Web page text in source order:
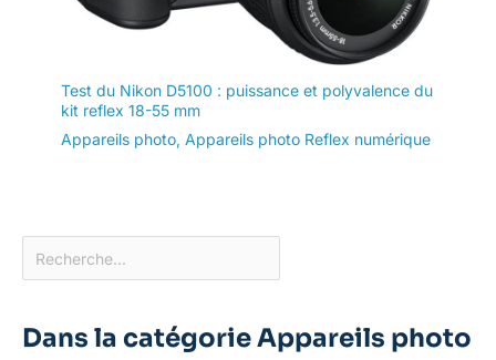
Test du Nikon D5100 : puissance et polyvalence du
kit reflex 18-55 mm
Appareils photo, Appareils photo Reflex numérique
Dans la catégorie Appareils photo